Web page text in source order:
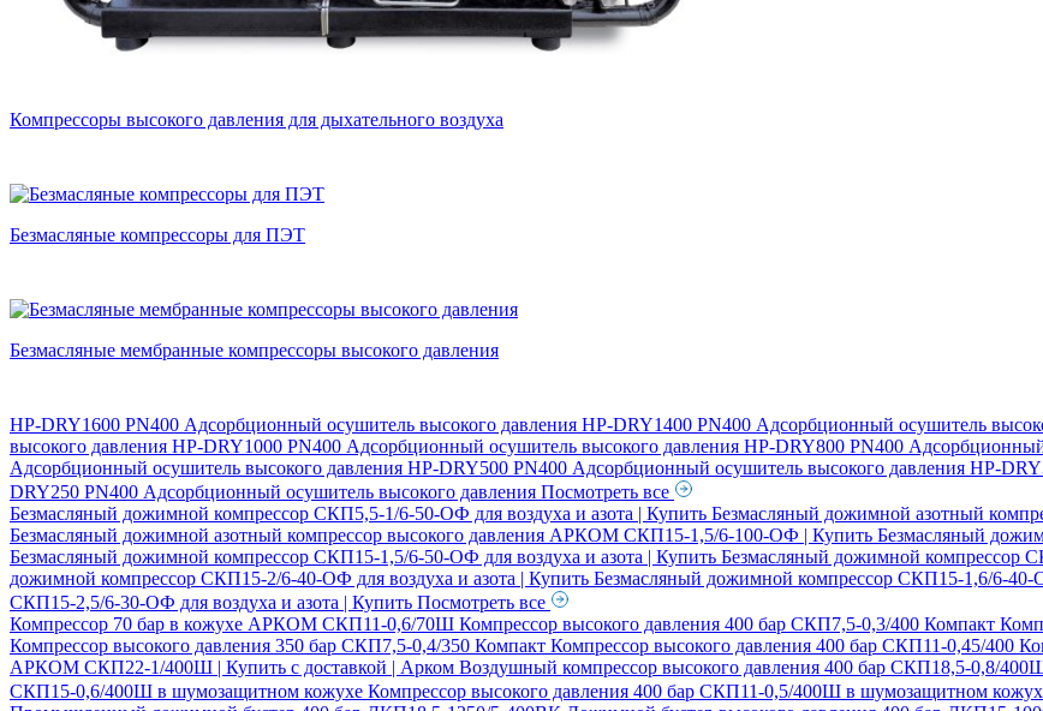
Компрессоры высокого давления для дыхательного воздуха
Безмасляные компрессоры для ПЭТ
Безмасляные мембранные компрессоры высокого давления
HP-DRY1600 PN400 Адсорбционный осушитель высокого давления HP-DRY1400 PN400 Адсорбционный осушитель
высокого давления HP-DRY1000 PN400 Адсорбционный осушитель высокого давления HP-DRY800 PN400
Адсорбционный осушитель высокого давления HP-DRY500 PN400 Адсорбционный осушитель высокого давления HP-
DRY250 PN400 Адсорбционный осушитель высокого давления Посмотреть все
Безмасляный дожимной компрессор СКП5,5-1/6-50-ОФ для воздуха и азота | Купить Безмасляный дожимной азотный
Безмасляный дожимной азотный компрессор высокого давления АРКОМ СКП15-1,5/6-100-ОФ | Купить Безмасляный
Безмасляный дожимной компрессор СКП15-1,5/6-50-ОФ для воздуха и азота | Купить Безмасляный дожимной компрессор
дожимной компрессор СКП15-2/6-40-ОФ для воздуха и азота | Купить Безмасляный дожимной компрессор СКП15-1,6/6-40-
СКП15-2,5/6-30-ОФ для воздуха и азота | Купить Посмотреть все
Компрессор 70 бар в кожухе АРКОМ СКП11-0,6/70Ш Компрессор высокого давления 400 бар СКП7,5-0,3/400 Компакт
Компрессор высокого давления 350 бар СКП7,5-0,4/350 Компакт Компрессор высокого давления 400 бар СКП11-0,45/400
АРКОМ СКП22-1/400Ш | Купить с доставкой | Арком Воздушный компрессор высокого давления 400 бар СКП18,5-0,8/
СКП15-0,6/400Ш в шумозащитном кожухе Компрессор высокого давления 400 бар СКП11-0,5/400Ш в шумозащитном